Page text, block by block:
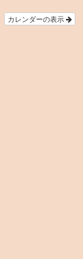
カレンダーの表示